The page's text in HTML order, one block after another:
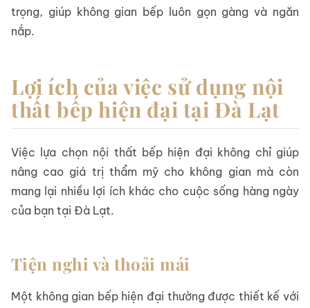
trọng, giúp không gian bếp luôn gọn gàng và ngăn
nắp.
Lợi ích của việc sử dụng nội
thất bếp hiện đại tại Đà Lạt
Việc lựa chọn nội thất bếp hiện đại không chỉ giúp
nâng cao giá trị thẩm mỹ cho không gian mà còn
mang lại nhiều lợi ích khác cho cuộc sống hàng ngày
của bạn tại Đà Lạt.
Tiện nghi và thoải mái
Một không gian bếp hiện đại thường được thiết kế với